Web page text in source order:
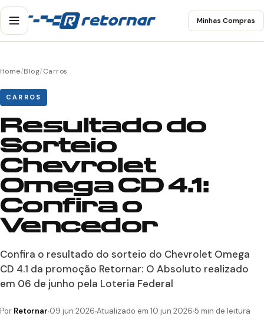
Minhas Compras
Home/Blog/Carros
CARROS
Resultado do
Sorteio
Chevrolet
Omega CD 4.1:
Confira o
Vencedor
Confira o resultado do sorteio do Chevrolet Omega
CD 4.1 da promoção Retornar: O Absoluto realizado
em 06 de junho pela Loteria Federal
Por Retornar 09 jun 2026 Atualizado em 10 jun 2026 5 min de leitura